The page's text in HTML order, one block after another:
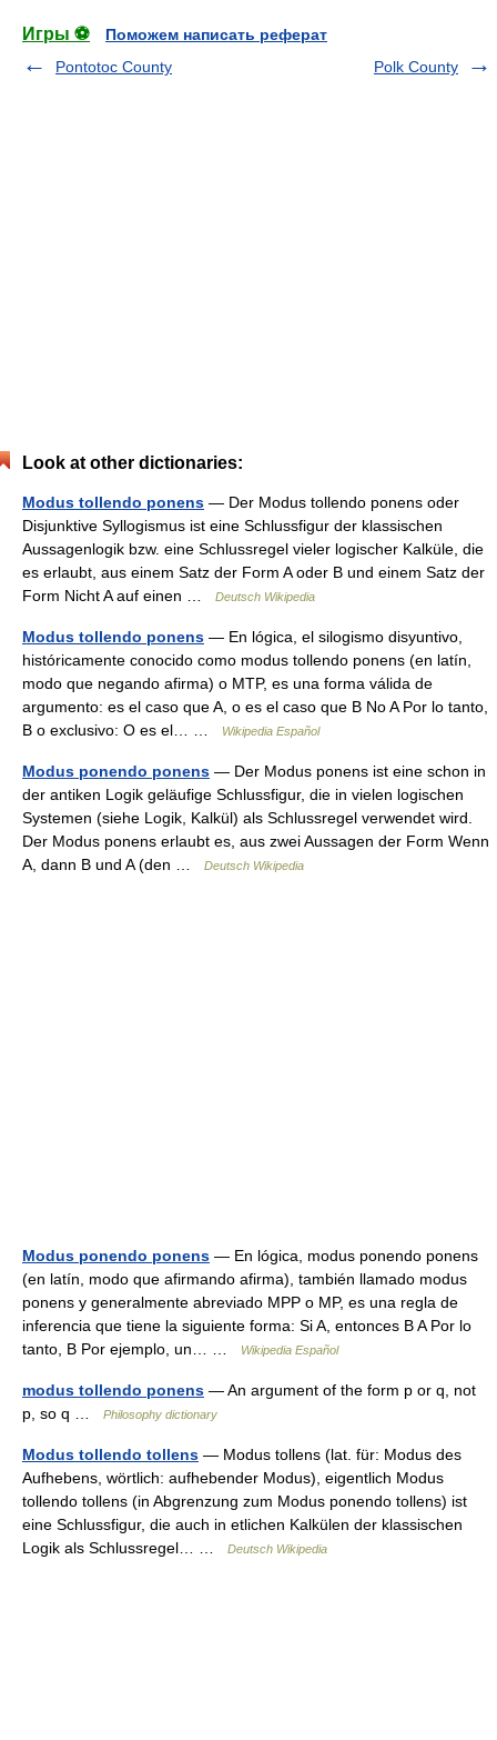
Игры ⚽
Поможем написать реферат
Pontotoc County
Polk County
Look at other dictionaries:
Modus tollendo ponens — Der Modus tollendo ponens oder
Disjunktive Syllogismus ist eine Schlussfigur der klassischen
Aussagenlogik bzw. eine Schlussregel vieler logischer Kalküle, die
es erlaubt, aus einem Satz der Form A oder B und einem Satz der
Form Nicht A auf einen …
Deutsch Wikipedia
Modus tollendo ponens — En lógica, el silogismo disyuntivo,
históricamente conocido como modus tollendo ponens (en latín,
modo que negando afirma) o MTP, es una forma válida de
argumento: es el caso que A, o es el caso que B No A Por lo tanto,
B o exclusivo: O es el… …
Wikipedia Español
Modus ponendo ponens — Der Modus ponens ist eine schon in
der antiken Logik geläufige Schlussfigur, die in vielen logischen
Systemen (siehe Logik, Kalkül) als Schlussregel verwendet wird.
Der Modus ponens erlaubt es, aus zwei Aussagen der Form Wenn
A, dann B und A (den …
Deutsch Wikipedia
Modus ponendo ponens — En lógica, modus ponendo ponens
(en latín, modo que afirmando afirma), también llamado modus
ponens y generalmente abreviado MPP o MP, es una regla de
inferencia que tiene la siguiente forma: Si A, entonces B A Por lo
tanto, B Por ejemplo, un… …
Wikipedia Español
modus tollendo ponens — An argument of the form p or q, not
p, so q …
Philosophy dictionary
Modus tollendo tollens — Modus tollens (lat. für: Modus des
Aufhebens, wörtlich: aufhebender Modus), eigentlich Modus
tollendo tollens (in Abgrenzung zum Modus ponendo tollens) ist
eine Schlussfigur, die auch in etlichen Kalkülen der klassischen
Logik als Schlussregel… …
Deutsch Wikipedia